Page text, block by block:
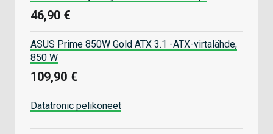
46,90 €
ASUS Prime 850W Gold ATX 3.1 -ATX-virtalähde,
850 W
109,90 €
Datatronic pelikoneet